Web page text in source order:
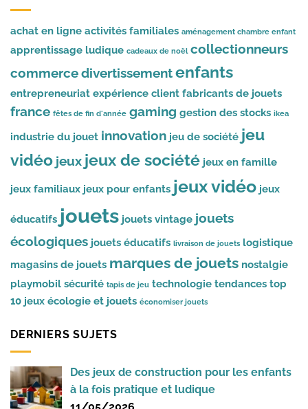
achat en ligne activités familiales aménagement chambre enfant
apprentissage ludique cadeaux de noël collectionneurs
commercedivertissementenfants
entrepreneuriat expérience client fabricants de jouets
france fêtes de fin d'année gaming gestion des stocks ikea
industrie du jouet innovation jeu de société jeu
vidéo jeux jeux de société jeux en famille
jeux familiaux jeux pour enfants jeux vidéo jeux
éducatifs jouets jouets vintage jouets
écologiques jouets éducatifs livraison de jouets logistique
magasins de jouets marques de jouets nostalgie
playmobil sécurité tapis de jeu technologie tendances top
10 jeux écologie et jouets économiser jouets
DERNIERS SUJETS
Des jeux de construction pour les enfants
à la fois pratique et ludique
11/05/2026